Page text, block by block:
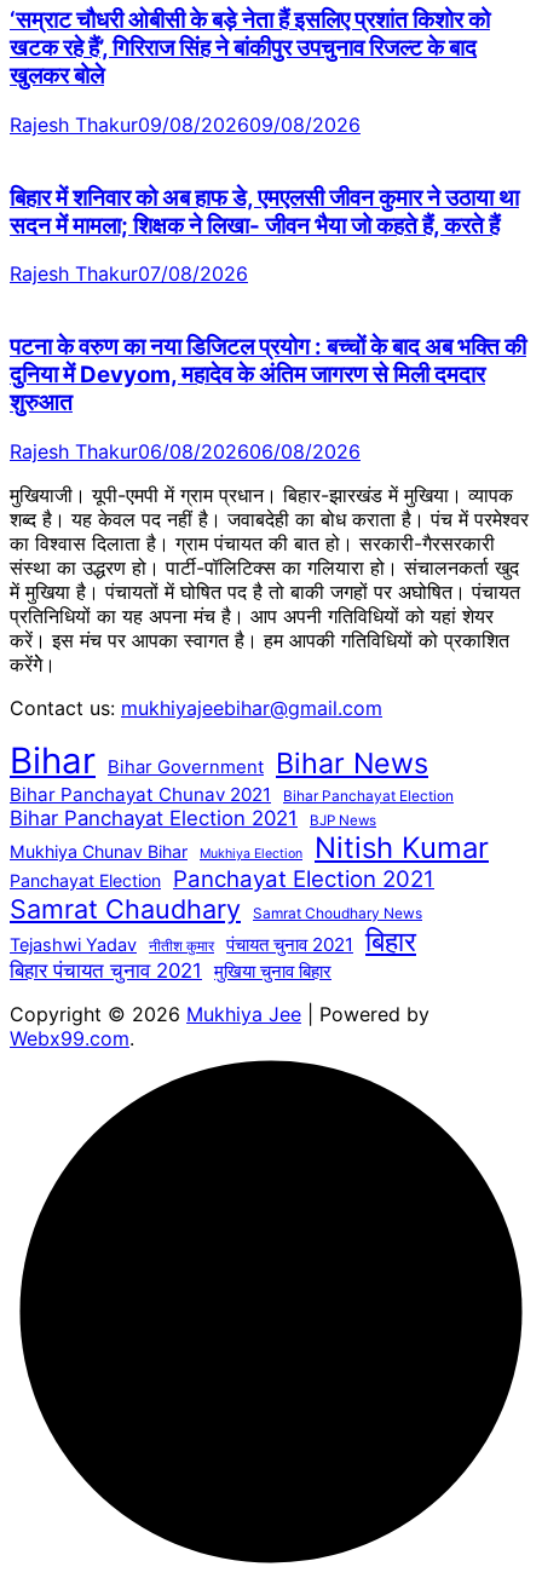
‘सम्राट चौधरी ओबीसी के बड़े नेता हैं इसलिए प्रशांत किशोर को
खटक रहे हैं’, गिरिराज सिंह ने बांकीपुर उपचुनाव रिजल्ट के बाद
खुलकर बोले
Rajesh Thakur09/08/202609/08/2026
बिहार में शनिवार को अब हाफ डे, एमएलसी जीवन कुमार ने उठाया था
सदन में मामला; शिक्षक ने लिखा- जीवन भैया जो कहते हैं, करते हैं
Rajesh Thakur07/08/2026
पटना के वरुण का नया डिजिटल प्रयोग : बच्चों के बाद अब भक्ति की
दुनिया में Devyom, महादेव के अंतिम जागरण से मिली दमदार
शुरुआत
Rajesh Thakur06/08/202606/08/2026
मुखियाजी। यूपी-एमपी में ग्राम प्रधान। बिहार-झारखंड में मुखिया। व्यापक
शब्द है। यह केवल पद नहीं है। जवाबदेही का बोध कराता है। पंच में परमेश्वर
का विश्वास दिलाता है। ग्राम पंचायत की बात हो। सरकारी-गैरसरकारी
संस्था का उद्धरण हो। पार्टी-पॉलिटिक्स का गलियारा हो। संचालनकर्ता खुद
में मुखिया है। पंचायतों में घोषित पद है तो बाकी जगहों पर अघोषित। पंचायत
प्रतिनिधियों का यह अपना मंच है। आप अपनी गतिविधियों को यहां शेयर
करें। इस मंच पर आपका स्वागत है। हम आपकी गतिविधियों को प्रकाशित
करेंगेे।
Contact us: mukhiyajeebihar@gmail.com
Bihar Bihar Government Bihar News
Bihar Panchayat Chunav 2021 Bihar Panchayat Election
Bihar Panchayat Election 2021 BJP News
Mukhiya Chunav Bihar Mukhiya Election Nitish Kumar
Panchayat Election Panchayat Election 2021
Samrat Chaudhary Samrat Choudhary News
Tejashwi Yadav नीतीश कुमार पंचायत चुनाव 2021 बिहार
बिहार पंचायत चुनाव 2021 मुखिया चुनाव बिहार
Copyright © 2026 Mukhiya Jee | Powered by
Webx99.com.